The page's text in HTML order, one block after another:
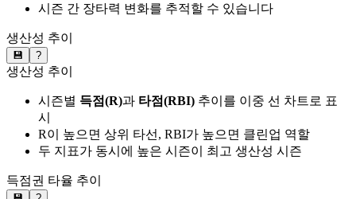
시즌 간 장타력 변화를 추적할 수 있습니다
생산성 추이
💾 ?
생산성 추이
시즌별 득점(R)과 타점(RBI) 추이를 이중 선 차트로 표
시
R이 높으면 상위 타선, RBI가 높으면 클린업 역할
두 지표가 동시에 높은 시즌이 최고 생산성 시즌
득점권 타율 추이